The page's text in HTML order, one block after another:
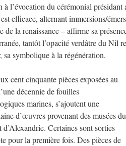
à l’évocation du cérémonial
efficace, alternant immersions/
de la renaissance – affirme sa
tantôt l’opacité verdâtre du Nil
sa symbolique à la régénération.
cent cinquante pièces exposées au
décennie de fouilles
marines, s’ajoutent une
d’œuvres provenant des musées du
d’Alexandrie. Certaines sont sorties
pour la première fois. Des pièces de